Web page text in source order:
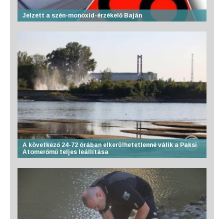
Jelzett a szén-monoxid-érzékelő Baján
A következő 24-72 órában elkerülhetetlenné válik a Paksi
Atomerőmű teljes leállítása